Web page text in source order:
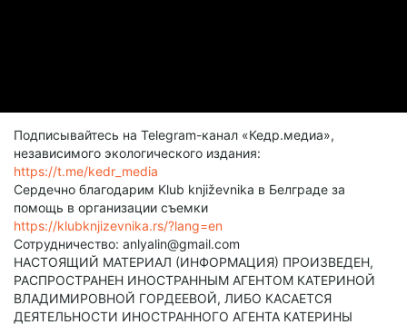
Подписывайтесь на Telegram-канал «Кедр.медиа»,
независимого экологического издания:
https://t.me/kedr_media
Сердечно благодарим Klub književnika в Белграде за
помощь в организации съемки
https://klubknjizevnika.rs/?lang=en
Сотрудничество: anlyalin@gmail.com
НАСТОЯЩИЙ МАТЕРИАЛ (ИНФОРМАЦИЯ) ПРОИЗВЕДЕН,
РАСПРОСТРАНЕН ИНОСТРАННЫМ АГЕНТОМ КАТЕРИНОЙ
ВЛАДИМИРОВНОЙ ГОРДЕЕВОЙ, ЛИБО КАСАЕТСЯ
ДЕЯТЕЛЬНОСТИ ИНОСТРАННОГО АГЕНТА КАТЕРИНЫ